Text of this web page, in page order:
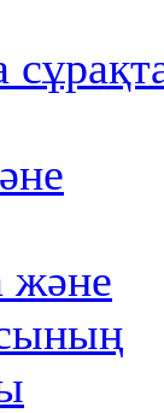
және